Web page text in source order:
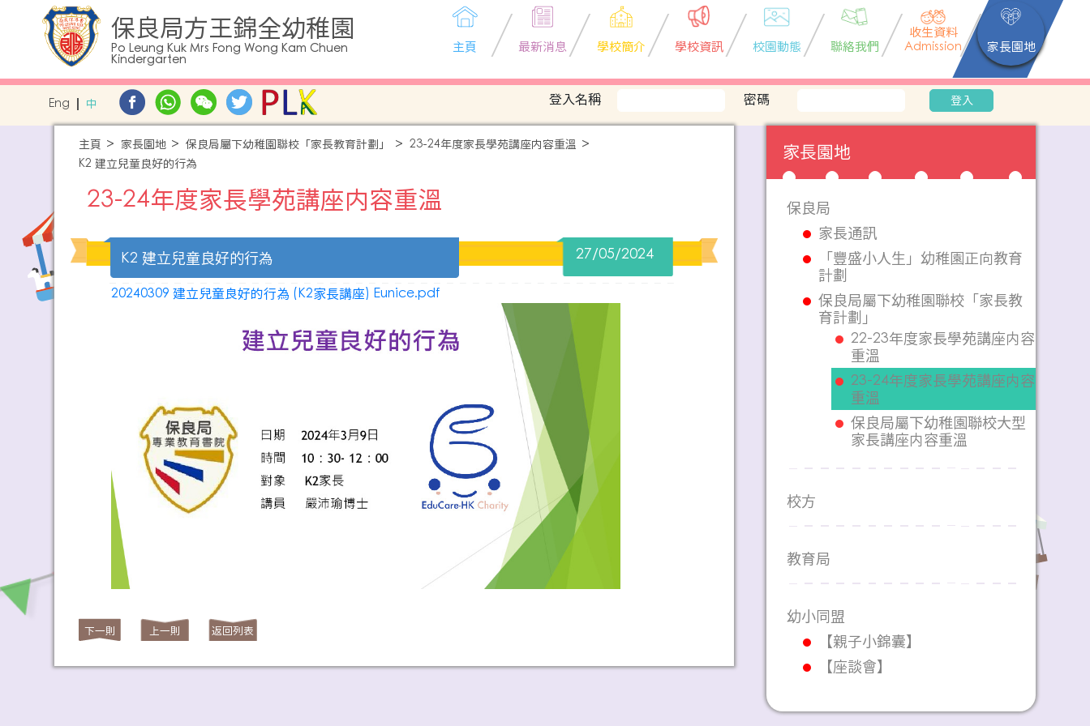
保良局方王錦全幼稚園
Po Leung Kuk Mrs Fong Wong Kam Chuen
Kindergarten
主頁 最新消息 學校簡介 學校資訊 校園動態 聯絡我們
收生資料
Admission
家長園地
Eng 中 登入名稱 密碼 登入
主頁 家長園地 保良局屬下幼稚園聯校「家長教育計劃」
23-24年度家長學苑講座内容重溫
K2 建立兒童良好的行為
23-24年度家長學苑講座内容重溫
K2 建立兒童良好的行為 27/05/2024
20240309 建立兒童良好的行為 (K2家長講座) Eunice.pdf
下一則 上一則 返回列表
家長園地
保良局
家長通訊
「豐盛小人生」幼稚園正向教育
計劃
保良局屬下幼稚園聯校「家長教
育計劃」
22-23年度家長學苑講座内容
重溫
23-24年度家長學苑講座内容
重溫
保良局屬下幼稚園聯校大型
家長講座内容重溫
校方
教育局
幼小同盟
【親子小錦囊】
【座談會】